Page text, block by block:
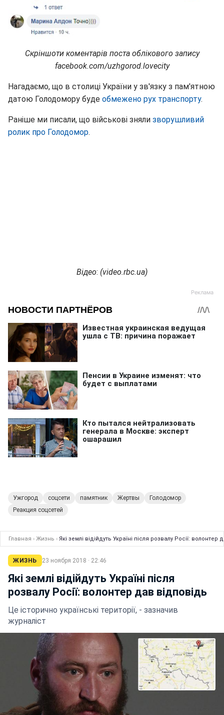
Скріншоти коментарів поста облікового запису
facebook.com/uzhgorod.lovecity
Нагадаємо, що в столиці України у зв'язку з пам'ятною
датою Голодомору буде обмежено рух транспорту.
Раніше ми писали, що військові зняли зворушливий
ролик про Голодомор.
Відео: (video.rbc.ua)
Ужгород соцсети памятник Жертвы
Голодомор
Реакция соцсетей
Главная › Жизнь › Які землі відійдуть Україні після розвалу Росії: волонтер
ЖИЗНЬ 23 ноября 2018 · 22:46
Які землі відійдуть Україні після
розвалу Росії: волонтер дав відповідь
Це історично українські території, - зазначив
журналіст